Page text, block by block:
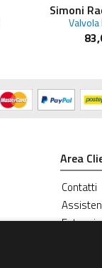
Simoni
Area
Contatti